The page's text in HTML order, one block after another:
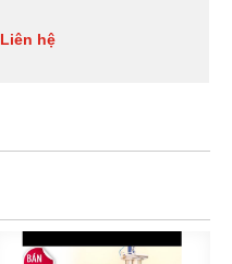
Liên hệ